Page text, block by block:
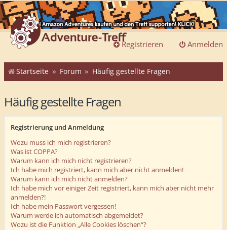
Anmelden
Registrieren
Startseite Forum Häufig gestellte Fragen
Häufig gestellte Fragen
Registrierung und Anmeldung
Wozu muss ich mich registrieren?
Was ist COPPA?
Warum kann ich mich nicht registrieren?
Ich habe mich registriert, kann mich aber nicht anmelden!
Warum kann ich mich nicht anmelden?
Ich habe mich vor einiger Zeit registriert, kann mich aber nicht mehr
anmelden?!
Ich habe mein Passwort vergessen!
Warum werde ich automatisch abgemeldet?
Wozu ist die Funktion „Alle Cookies löschen“?